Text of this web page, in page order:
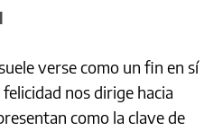
verse como un fin en sí
nos dirige hacia
como la clave de